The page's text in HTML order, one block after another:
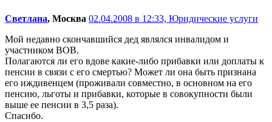
Светлана, Москва 02.04.2008 в 12:33, Юридические услуги
Мой недавно скончавшийся дед являлся инвалидом и
участником ВОВ.
Полагаются ли его вдове какие-либо прибавки или доплаты к
пенсии в связи с его смертью? Может ли она быть признана
его иждивенцем (проживали совместно, в основном на его
пенсию, льготы и прибавки, которые в совокупности были
выше ее пенсии в 3,5 раза).
Спасибо.